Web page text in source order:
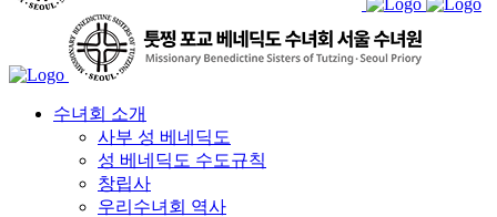
수녀회 소개
사부 성 베네딕도
성 베네딕도 수도규칙
창립사
우리수녀회 역사